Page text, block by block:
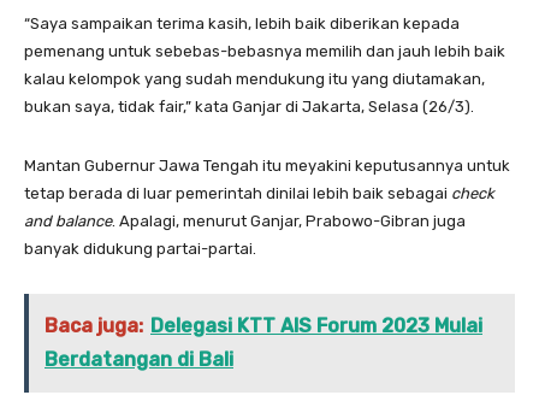
“Saya sampaikan terima kasih, lebih baik diberikan kepada
pemenang untuk sebebas-bebasnya memilih dan jauh lebih baik
kalau kelompok yang sudah mendukung itu yang diutamakan,
bukan saya, tidak fair,” kata Ganjar di Jakarta, Selasa (26/3).
Mantan Gubernur Jawa Tengah itu meyakini keputusannya untuk
tetap berada di luar pemerintah dinilai lebih baik sebagai check
and balance. Apalagi, menurut Ganjar, Prabowo-Gibran juga
banyak didukung partai-partai.
Baca juga: Delegasi KTT AIS Forum 2023 Mulai
Berdatangan di Bali